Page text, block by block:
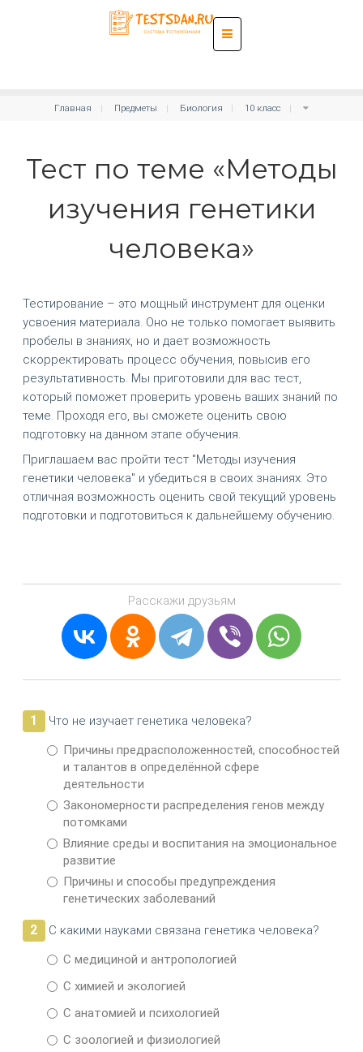
Главная Предметы Биология 10 класс
Тест по теме «Методы
изучения генетики
человека»
Тестирование – это мощный инструмент для оценки
усвоения материала. Оно не только помогает выявить
пробелы в знаниях, но и дает возможность
скорректировать процесс обучения, повысив его
результативность. Мы приготовили для вас тест,
который поможет проверить уровень ваших знаний по
теме. Проходя его, вы сможете оценить свою
подготовку на данном этапе обучения.
Приглашаем вас пройти тест "Методы изучения
генетики человека" и убедиться в своих знаниях. Это
отличная возможность оценить свой текущий уровень
подготовки и подготовиться к дальнейшему обучению.
Расскажи друзьям
1
Что не изучает генетика человека?
Причины предрасположенностей, способностей
и талантов в определённой сфере
деятельности
Закономерности распределения генов между
потомками
Влияние среды и воспитания на эмоциональное
развитие
Причины и способы предупреждения
генетических заболеваний
2
С какими науками связана генетика человека?
С медициной и антропологией
С химией и экологией
С анатомией и психологией
С зоологией и физиологией